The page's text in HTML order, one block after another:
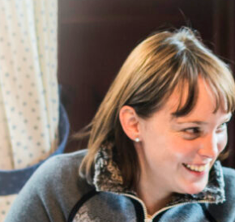
Beim Gleitschirmfliegen tauchen Sie
frische Luft in den Segeln. Auch ohne
dafür einfach eine der Flugschulen im
ausgebildeten Trainer*innen in den Flug.
Verschiedene Flugschulen stehen auch